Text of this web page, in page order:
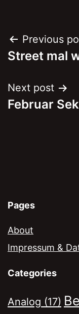
Post
Previous
Street mal
Next post
Februar
Pages
About
Impressum &
Categories
Analog (17)